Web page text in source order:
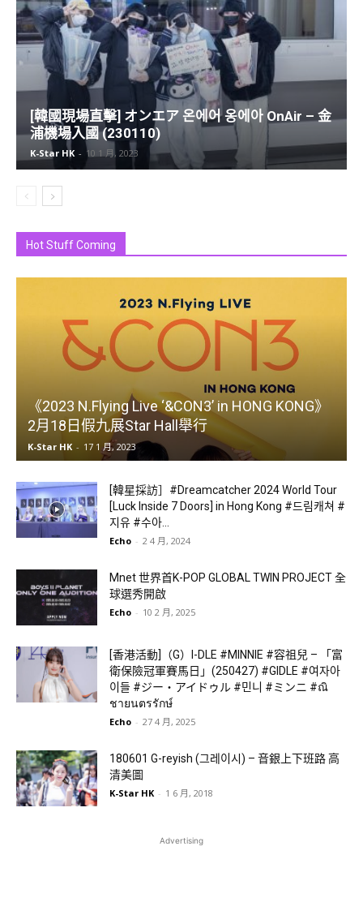
[韓國現場直擊] オンエア 온에어 옹에아 OnAir – 金
浦機場入國 (230110)
K-Star HK - 10 1 月, 2023
Hot Stuff Coming
《2023 N.Flying Live ‘&CON3’ in HONG KONG》
2月18日假九展Star Hall舉行
K-Star HK - 17 1 月, 2023
[韓星採訪］#Dreamcatcher 2024 World Tour
[Luck Inside 7 Doors] in Hong Kong #드림캐쳐 #
지유 #수아...
Echo - 2 4 月, 2024
Mnet 世界首K-POP GLOBAL TWIN PROJECT 全
球選秀開啟
Echo - 10 2 月, 2025
[香港活動]（G）I-DLE #MINNIE #容祖兒 – 「富
衛保險冠軍賽馬日」(250427) #GIDLE #여자아
이들 #ジー・アイドゥル #민니 #ミンニ #ณิ
ชายนตรรักษ์
Echo - 27 4 月, 2025
180601 G-reyish (그레이시) – 音銀上下班路 高
清美圖
K-Star HK - 1 6 月, 2018
Advertising